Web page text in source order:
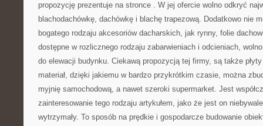
propozycję prezentuje na stronce . W jej ofercie wolno odkryć
blachodachówkę, dachówkę i blachę trapezową. Dodatkowo nie
bogatego rodzaju akcesoriów dacharskich, jak rynny, folie
dostępne w rozlicznego rodzaju zabarwieniach i odcieniach,
do elewacji budynku. Ciekawą propozycją tej firmy, są także
materiał, dzięki jakiemu w bardzo przykrótkim czasie, można
myjnię samochodową, a nawet szeroki supermarket. Jest
zainteresowanie tego rodzaju artykułem, jako że jest on
wytrzymały. To sposób na prędkie i gospodarcze budowanie